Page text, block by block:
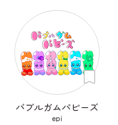
バブルガムパピーズ
epi